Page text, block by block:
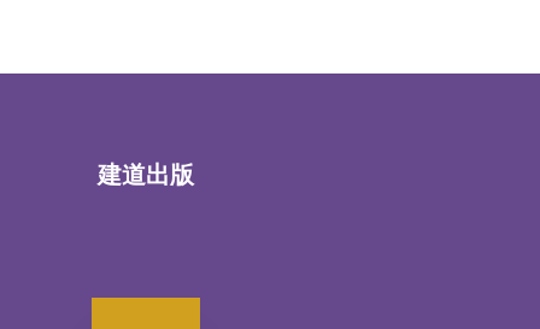
建道出版